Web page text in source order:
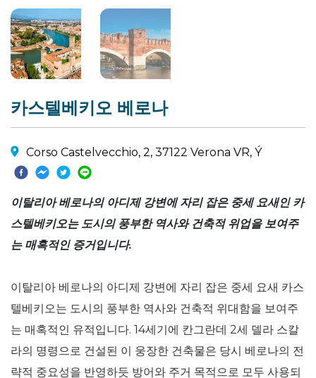
카스텔베키오 베로나
Corso Castelvecchio, 2, 37122 Verona VR, Ý
이탈리아 베로나의 아디제 강변에 자리 잡은 중세 요새인 카
스텔베키오는 도시의 풍부한 역사와 건축적 위업을 보여주
는 매혹적인 증거입니다.
이탈리아 베로나의 아디제 강변에 자리 잡은 중세 요새 카스
텔베키오는 도시의 풍부한 역사와 건축적 위대함을 보여주
는 매혹적인 유적입니다. 14세기에 칸그란데 2세 델라 스칼
라의 명령으로 건설된 이 웅장한 건축물은 당시 베로나의 전
략적 중요성을 반영하듯 방어와 주거 목적으로 모두 사용되